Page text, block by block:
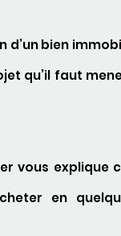
d’un bien
qu’il faut
vous explique
en